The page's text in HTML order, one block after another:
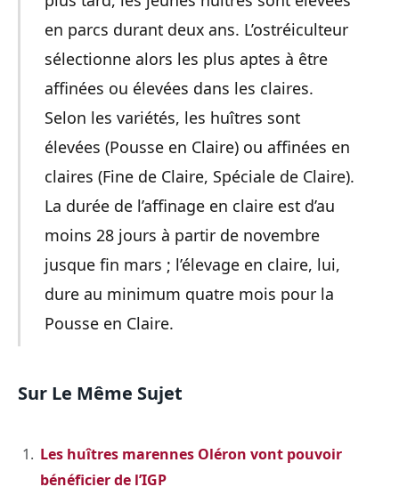
en parcs durant deux ans. L’ostréiculteur
sélectionne alors les plus aptes à être
affinées ou élevées dans les claires.
Selon les variétés, les huîtres sont
élevées (Pousse en Claire) ou affinées en
claires (Fine de Claire, Spéciale de Claire).
La durée de l’affinage en claire est d’au
moins 28 jours à partir de novembre
jusque fin mars ; l’élevage en claire, lui,
dure au minimum quatre mois pour la
Pousse en Claire.
Sur Le Même Sujet
Les huîtres marennes Oléron vont pouvoir
bénéficier de l’IGP